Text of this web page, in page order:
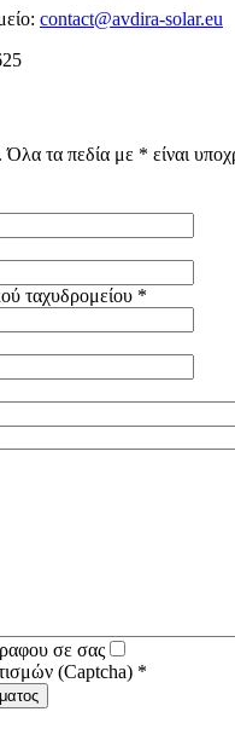
contact@avdira-solar.eu
τα πεδία με * είναι
ταχυδρομείου *
σε σας
(Captcha) *